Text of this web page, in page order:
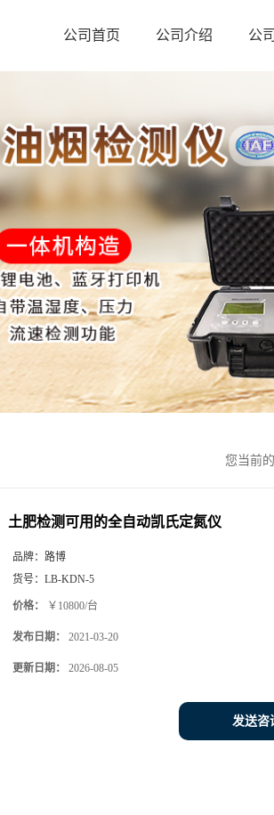
公司首页 公司介绍 公
您当前
土肥检测可用的全自动凯氏定氮仪
品牌： 路博
货号： LB-KDN-5
价格： ￥10800/台
发布日期： 2021-03-20
更新日期： 2026-08-05
发送咨